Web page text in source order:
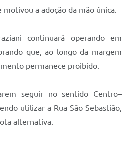
a adoção da mão única.
continuará operando em
que, ao longo da margem
permanece proibido.
seguir no sentido Centro–
utilizar a Rua São Sebastião,
alternativa.